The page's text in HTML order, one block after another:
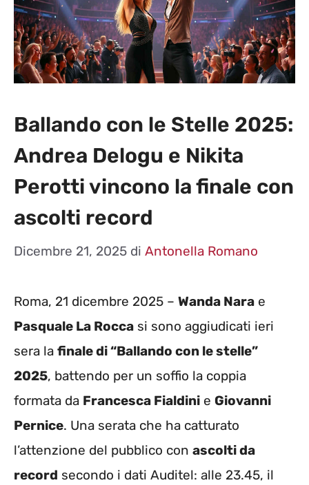
Ballando con le Stelle 2025:
Andrea Delogu e Nikita
Perotti vincono la finale con
ascolti record
Dicembre 21, 2025 di Antonella Romano
Roma, 21 dicembre 2025 – Wanda Nara e
Pasquale La Rocca si sono aggiudicati ieri
sera la finale di “Ballando con le stelle”
2025, battendo per un soffio la coppia
formata da Francesca Fialdini e Giovanni
Pernice. Una serata che ha catturato
l’attenzione del pubblico con ascolti da
record secondo i dati Auditel: alle 23.45, il